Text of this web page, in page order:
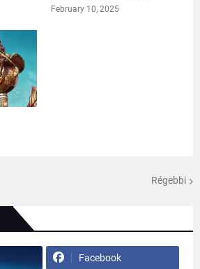
February 10, 2025
Régebbi
Facebook